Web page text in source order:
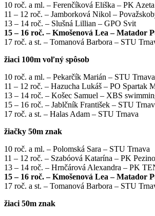
10 roč. a ml. – Ferenčíková Eliška – PK Azeta
11 – 12 roč. – Jamborková Nikol –
13 – 14 roč. – Slušná Lillian – GPO Svit
15 – 16 roč. – Kmošenová Lea – Matador
17 roč. a st. – Tomanová Barbora – STU
žiaci 100m voľný spôsob
10 roč. a ml. – Pekarčík Marián – STU Trnava
11 – 12 roč. – Hazucha Lukáš – PO Spartak
13 – 14 roč. – Košec Samuel – XBS
15 – 16 roč. – Jablčník František – STU
17 roč. a st. – Halas Adam – STU Trnava
žiačky 50m znak
10 roč. a ml. – Polomská Sara – STU Trnava
11 – 12 roč. – Szabóová Katarína – PK
13 – 14 roč. – Hrnčárová Alexandra – PK
15 – 16 roč. – Kmošenová Lea – Matador
17 roč. a st. – Tomanová Barbora – STU
žiaci 50m znak